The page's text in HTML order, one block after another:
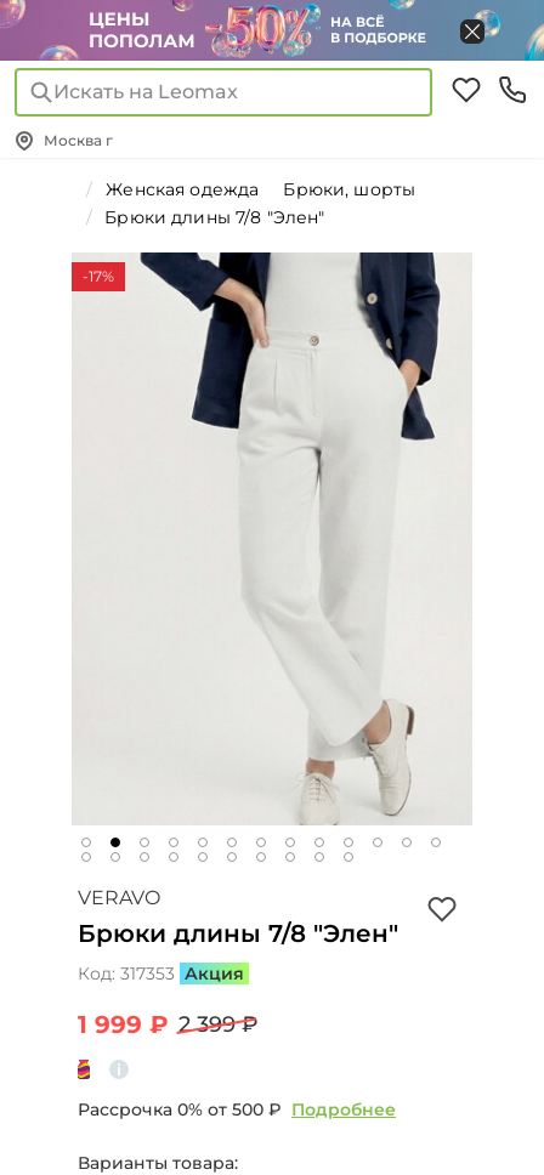
Искать на Leomax
Москва г
Женская одежда
Брюки, шорты
Брюки длины 7/8 "Элен"
-17%
VERAVO
Брюки длины 7/8 "Элен"
Код: 317353 Акция
1 999 ₽ 2 399 ₽
Рассрочка 0% от 500 ₽ Подробнее
Варианты товара: